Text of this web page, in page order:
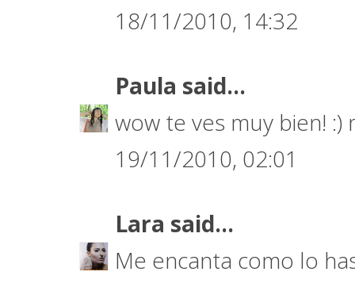
18/11/2010, 14:32
Paula said...
wow te ves muy bien!
19/11/2010, 02:01
Lara said...
Me encanta como lo